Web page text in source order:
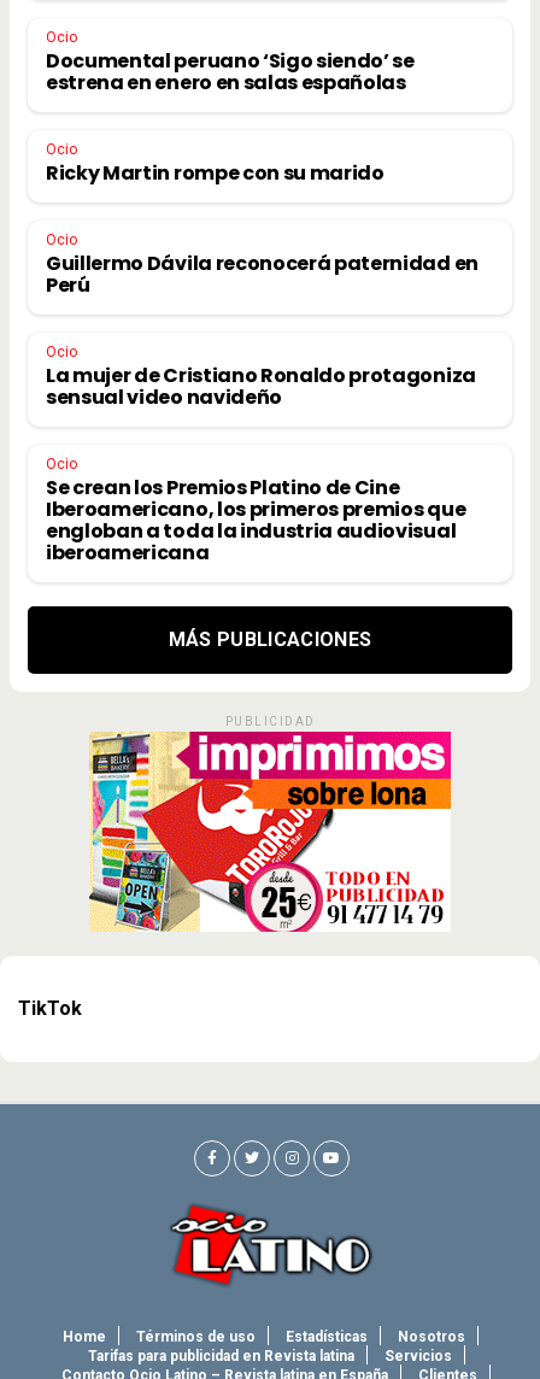
Ocio
Documental peruano ‘Sigo siendo’ se
estrena en enero en salas españolas
Ocio
Ricky Martin rompe con su marido
Ocio
Guillermo Dávila reconocerá paternidad en
Perú
Ocio
La mujer de Cristiano Ronaldo protagoniza
sensual video navideño
Ocio
Se crean los Premios Platino de Cine
Iberoamericano, los primeros premios que
engloban a toda la industria audiovisual
iberoamericana
MÁS PUBLICACIONES
PUBLICIDAD
TikTok
Home Términos de uso Estadísticas
Nosotros
Tarifas para publicidad en Revista latina
Servicios